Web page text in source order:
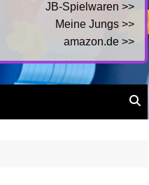
JB-Spielwaren >>
Meine Jungs >>
amazon.de >>